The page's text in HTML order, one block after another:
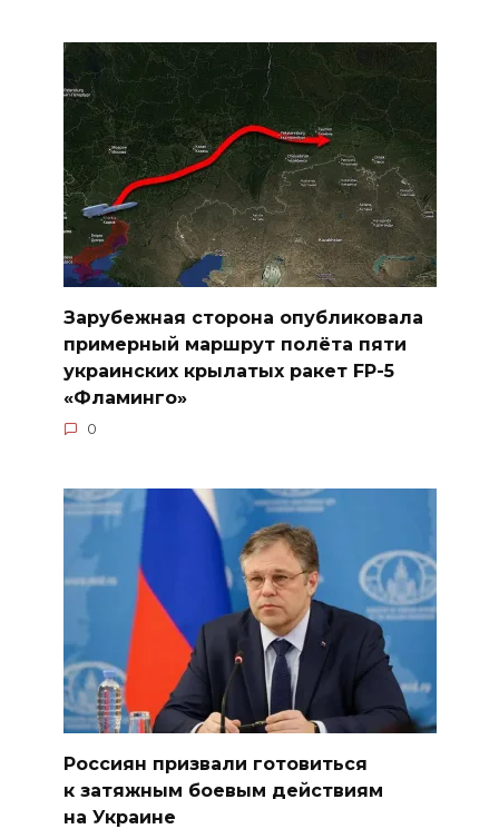
Зарубежная сторона опубликовала
примерный маршрут полёта пяти
украинских крылатых ракет FP-5
«Фламинго»
0
Россиян призвали готовиться
к затяжным боевым действиям
на Украине